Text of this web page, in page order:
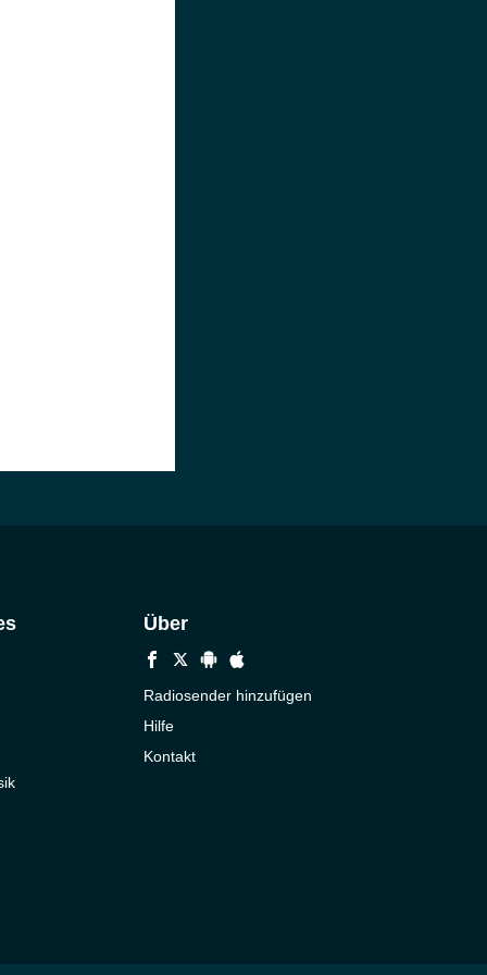
Über
Radiosender hinzufügen
Hilfe
Kontakt